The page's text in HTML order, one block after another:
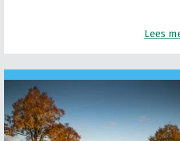
Lees